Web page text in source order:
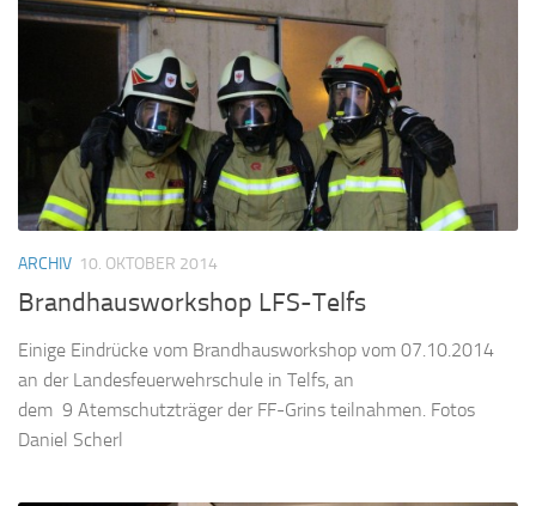
ARCHIV 10. OKTOBER 2014
Brandhausworkshop LFS-Telfs
Einige Eindrücke vom Brandhausworkshop vom 07.10.2014
an der Landesfeuerwehrschule in Telfs, an
dem 9 Atemschutzträger der FF-Grins teilnahmen. Fotos
Daniel Scherl